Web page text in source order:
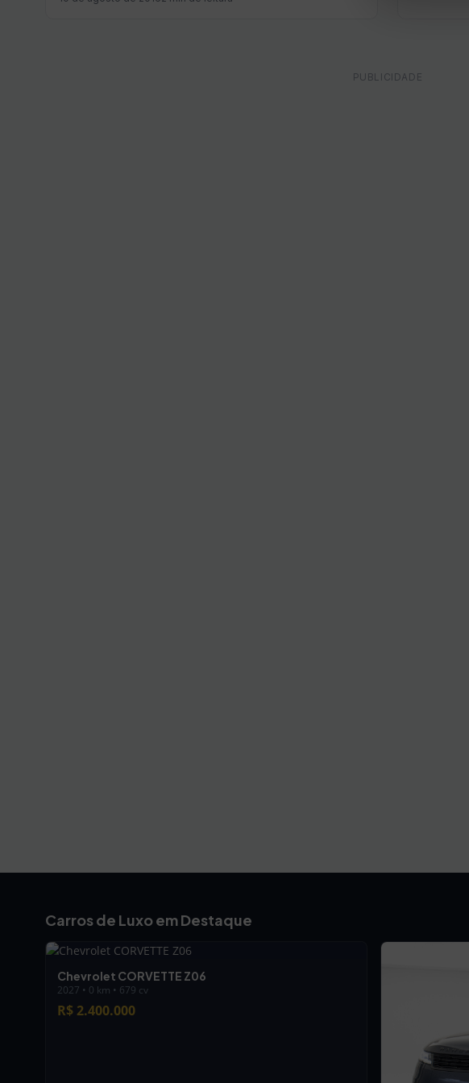
Carros de Luxo em Destaque
Chevrolet CORVETTE Z06
2027 • 0 km • 679 cv
R$ 2.400.000